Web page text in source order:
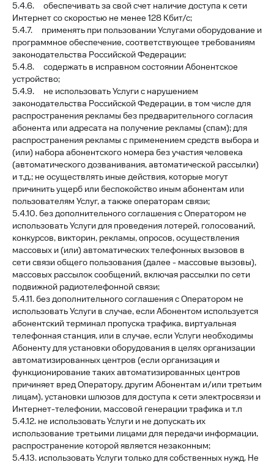
5.4.6. обеспечивать за свой счет наличие доступа к сети
Интернет со скоростью не менее 128 Кбит/с;
5.4.7. применять при пользовании Услугами оборудование и
программное обеспечение, соответствующее требованиям
законодательства Российской Федерации;
5.4.8. содержать в исправном состоянии Абонентское
устройство;
5.4.9. не использовать Услуги с нарушением
законодательства Российской Федерации, в том числе для
распространения рекламы без предварительного согласия
абонента или адресата на получение рекламы (спам); для
распространения рекламы с применением средств выбора и
(или) набора абонентского номера без участия человека
(автоматического дозванивания, автоматической рассылки)
и т.д.; не осуществлять иные действия, которые могут
причинить ущерб или беспокойство иным абонентам или
пользователям Услуг, а также операторам связи;
5.4.10. без дополнительного соглашения с Оператором не
использовать Услуги для проведения лотерей, голосований,
конкурсов, викторин, рекламы, опросов, осуществления
массовых и (или) автоматических телефонных вызовов в
сети связи общего пользования (далее - массовые вызовы),
массовых рассылок сообщений, включая рассылки по сети
подвижной радиотелефонной связи;
5.4.11. без дополнительного соглашения с Оператором не
использовать Услуги в случае, если Абонентом используется
абонентский терминал пропуска трафика, виртуальная
телефонная станция, или в случае, если Услуги необходимы
Абоненту для установки оборудования в целях организации
автоматизированных центров (если организация и
функционирование таких автоматизированных центров
причиняет вред Оператору, другим Абонентам и/или третьим
лицам), установки шлюзов для доступа к сети электросвязи и
Интернет-телефонии, массовой генерации трафика и т.п
5.4.12. не использовать Услуги и не допускать их
использование третьими лицами для передачи информации,
распространение которой является незаконным;
5.4.13. использовать Услуги только для собственных нужд. Не